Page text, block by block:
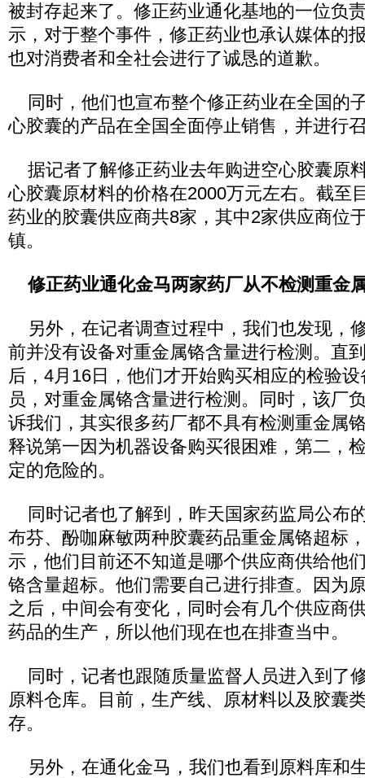
被封存起来了。修正药业通化基地的一位负
示，对于整个事件，修正药业也承认媒体的
也对消费者和全社会进行了诚恳的道歉。
同时，他们也宣布整个修正药业在全国的
心胶囊的产品在全国全面停止销售，并进行
据记者了解修正药业去年购进空心胶囊原
心胶囊原材料的价格在2000万元左右。截至
药业的胶囊供应商共8家，其中2家供应商位
镇。
修正药业通化金马两家药厂从不检测重金
另外，在记者调查过程中，我们也发现，
前并没有设备对重金属铬含量进行检测。直
后，4月16日，他们才开始购买相应的检验
员，对重金属铬含量进行检测。同时，该厂
诉我们，其实很多药厂都不具有检测重金属
释说第一因为机器设备购买很困难，第二，
定的危险的。
同时记者也了解到，昨天国家药监局公布
布芬、酚咖麻敏两种胶囊药品重金属铬超标
示，他们目前还不知道是哪个供应商供给他
铬含量超标。他们需要自己进行排查。因为
之后，中间会有变化，同时会有几个供应商
药品的生产，所以他们现在也在排查当中。
同时，记者也跟随质量监督人员进入到了
原料仓库。目前，生产线、原材料以及胶囊
存。
另外，在通化金马，我们也看到原料库和